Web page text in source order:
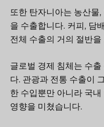
또한 탄자니아는 농산물
을 수출합니다. 커피, 담
전체 수출의 거의 절반을
글로벌 경제 침체는 수
다. 관광과 전통 수출이
한 수입뿐만 아니라 국
영향을 미쳤습니다.